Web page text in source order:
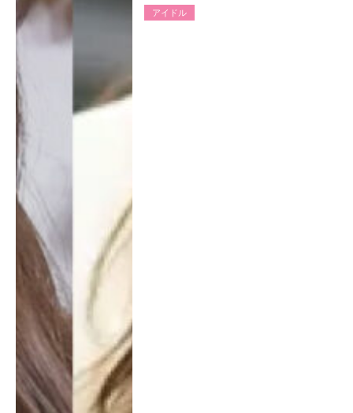
アイドル